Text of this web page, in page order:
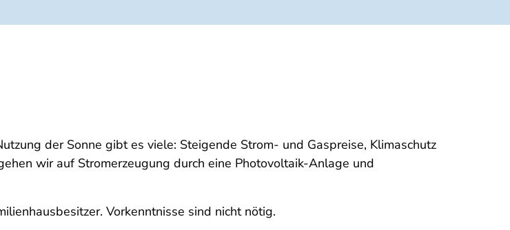
der Sonne gibt es viele: Steigende Strom- und Gaspreise, Klimaschutz
wir auf Stromerzeugung durch eine Photovoltaik-Anlage und
Vorkenntnisse sind nicht nötig.